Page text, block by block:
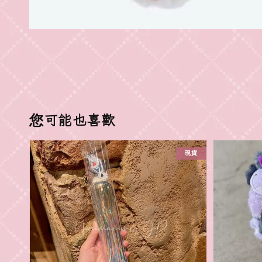
您可能也喜歡
現貨